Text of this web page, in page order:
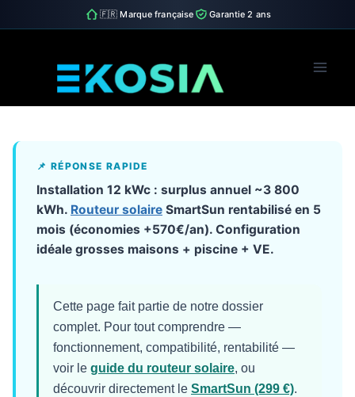
🇫🇷 Marque française Garantie 2 ans
📌 RÉPONSE RAPIDE
Installation 12 kWc : surplus annuel ~3 800
kWh. Routeur solaire SmartSun rentabilisé en 5
mois (économies +570€/an). Configuration
idéale grosses maisons + piscine + VE.
Cette page fait partie de notre dossier
complet. Pour tout comprendre —
fonctionnement, compatibilité, rentabilité —
voir le guide du routeur solaire, ou
découvrir directement le SmartSun (299 €).